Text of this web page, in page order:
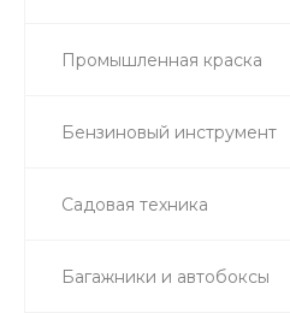
Промышленная краска
Бензиновый инструмент
Садовая техника
Багажники и автобоксы